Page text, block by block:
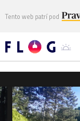
Tento web patrí pod